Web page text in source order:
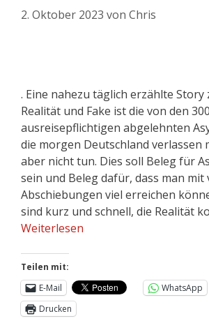
2. Oktober 2023 von Chris
. Eine nahezu täglich erzählte Story
Realität und Fake ist die von den
ausreisepflichtigen abgelehnten
die morgen Deutschland verlassen
aber nicht tun. Dies soll Beleg für
sein und Beleg dafür, dass man mit
Abschiebungen viel erreichen
sind kurz und schnell, die Realität
Weiterlesen
Teilen mit:
E-Mail
WhatsApp
Drucken